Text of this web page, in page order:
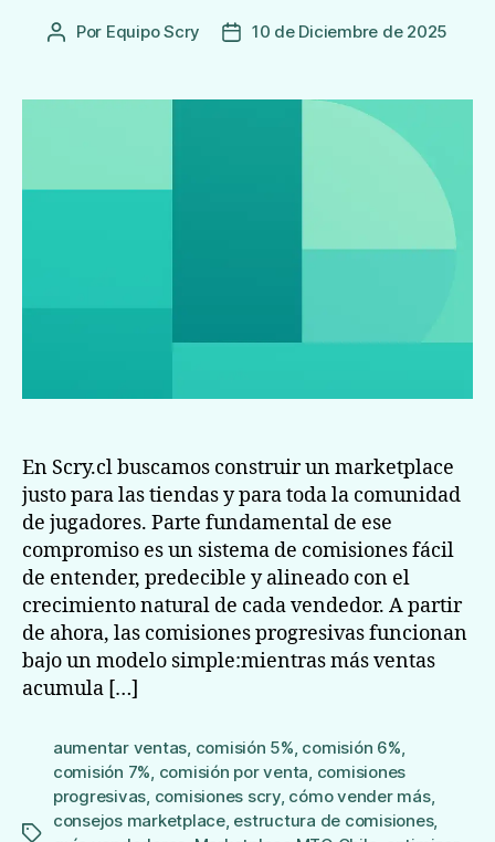
Autor
Entrada
Por Equipo Scry
Fecha10 de Diciembre de 2025
En Scry.cl buscamos construir un marketplace
justo para las tiendas y para toda la comunidad
de jugadores. Parte fundamental de ese
compromiso es un sistema de comisiones fácil
de entender, predecible y alineado con el
crecimiento natural de cada vendedor. A partir
de ahora, las comisiones progresivas funcionan
bajo un modelo simple:mientras más ventas
acumula […]
Etiquetas
aumentar ventas, comisión 5%, comisión 6%,
comisión 7%, comisión por venta, comisiones
progresivas, comisiones scry, cómo vender más,
consejos marketplace, estructura de comisiones,